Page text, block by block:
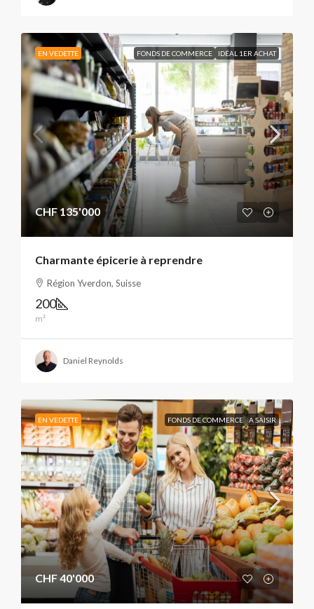
EN VEDETTE FONDS DE COMMERCE IDÉAL 1ER ACHAT
CHF 135'000
Charmante épicerie à reprendre
Région Yverdon, Suisse
200
m²
Daniel Reynolds
EN VEDETTE FONDS DE COMMERCE A SAISIR
CHF 40'000